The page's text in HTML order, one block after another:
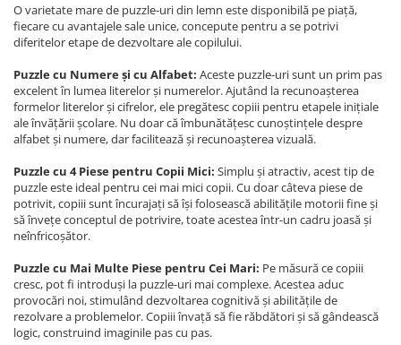
O varietate mare de puzzle-uri din lemn este disponibilă pe piață,
fiecare cu avantajele sale unice, concepute pentru a se potrivi
diferitelor etape de dezvoltare ale copilului.
Puzzle cu Numere și cu Alfabet: Aceste puzzle-uri sunt un prim pas
excelent în lumea literelor și numerelor. Ajutând la recunoașterea
formelor literelor și cifrelor, ele pregătesc copiii pentru etapele inițiale
ale învățării școlare. Nu doar că îmbunătățesc cunoștințele despre
alfabet și numere, dar facilitează și recunoașterea vizuală.
Puzzle cu 4 Piese pentru Copii Mici: Simplu și atractiv, acest tip de
puzzle este ideal pentru cei mai mici copii. Cu doar câteva piese de
potrivit, copiii sunt încurajați să își folosească abilitățile motorii fine și
să învețe conceptul de potrivire, toate acestea într-un cadru joasă și
neînfricoșător.
Puzzle cu Mai Multe Piese pentru Cei Mari: Pe măsură ce copiii
cresc, pot fi introduși la puzzle-uri mai complexe. Acestea aduc
provocări noi, stimulând dezvoltarea cognitivă și abilitățile de
rezolvare a problemelor. Copiii învață să fie răbdători și să gândească
logic, construind imaginile pas cu pas.